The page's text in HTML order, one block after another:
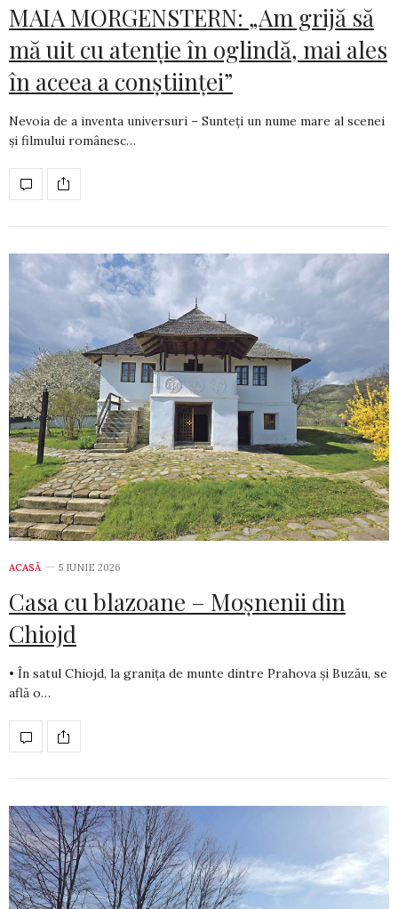
MAIA MORGENSTERN: „Am grijă să
mă uit cu atenție în oglindă, mai ales
în aceea a conștiinței”
Nevoia de a inventa universuri – Sunteți un nume mare al scenei
și filmului românesc…
ACASĂ 5 IUNIE 2026
Casa cu blazoane – Moșnenii din
Chiojd
• În satul Chiojd, la granița de munte dintre Prahova și Buzău, se
află o…